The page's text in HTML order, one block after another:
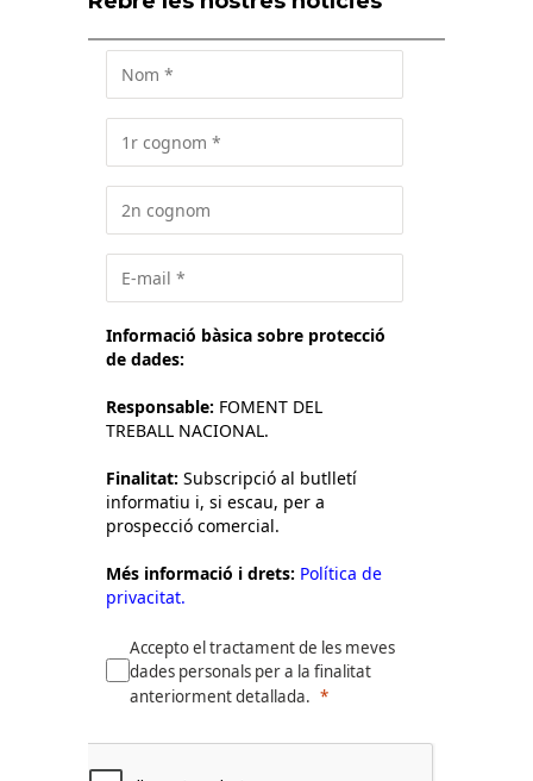
Informació bàsica sobre protecció
de dades:
Responsable: FOMENT DEL
TREBALL NACIONAL.
Finalitat: Subscripció al butlletí
informatiu i, si escau, per a
prospecció comercial.
Més informació i drets: Política de
privacitat.
Accepto el tractament de les meves
dades personals per a la finalitat
anteriorment detallada.